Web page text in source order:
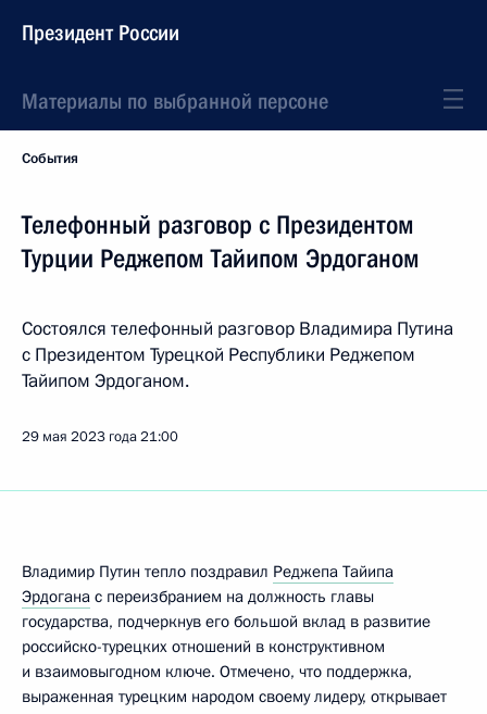
Президент России
Материалы по выбранной персоне
События
Телефонный разговор с Президентом
Турции Реджепом Тайипом Эрдоганом
Состоялся телефонный разговор Владимира Путина
с Президентом Турецкой Республики Реджепом
Тайипом Эрдоганом.
29 мая 2023 года21:00
Владимир Путин тепло поздравил Реджепа Тайипа
Эрдогана с переизбранием на должность главы
государства, подчеркнув его большой вклад в развитие
российско-турецких отношений в конструктивном
и взаимовыгодном ключе. Отмечено, что поддержка,
выраженная турецким народом своему лидеру, открывает